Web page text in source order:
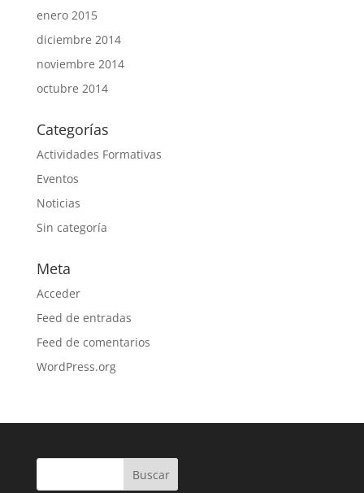
enero 2015
diciembre 2014
noviembre 2014
octubre 2014
Categorías
Actividades Formativas
Eventos
Noticias
Sin categoría
Meta
Acceder
Feed de entradas
Feed de comentarios
WordPress.org